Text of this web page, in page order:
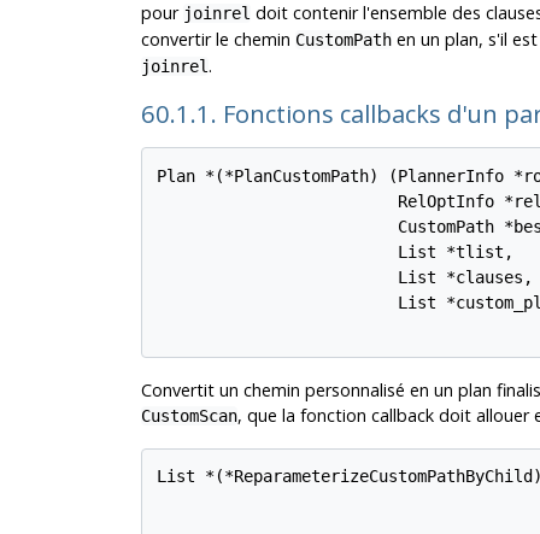
pour joinrel doit contenir l'ensemble des
convertir le chemin CustomPathen un plan, s'il
joinrel.
60.1.1. Fonctions callbacks d'un
Plan *(*PlanCustomPath) (PlannerInfo
RelOptInfo
CustomPath
                         List *tlist,
                         List *clauses,
List
Convertit un chemin personnalisé en un plan
CustomScan, que la fonction callback doit allouer
List